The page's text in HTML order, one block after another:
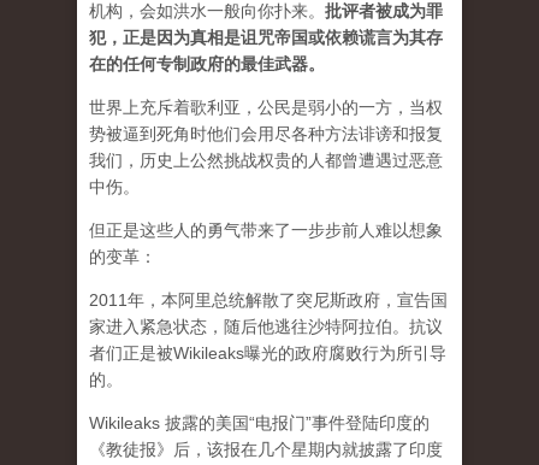
机构，会如洪水一般向你扑来。 批评者被成为罪
犯，正是因为真相是诅咒帝国或依赖谎言为其存
在的任何专制政府的最佳武器。
世界上充斥着歌利亚，公民是弱小的一方，当权
势被逼到死角时他们会用尽各种方法诽谤和报复
我们，历史上公然挑战权贵的人都曾遭遇过恶意
中伤。
但正是这些人的勇气带来了一步步前人难以想象
的变革：
2011年，本阿里总统解散了突尼斯政府，宣告国
家进入紧急状态，随后他逃往沙特阿拉伯。抗议
者们正是被Wikileaks曝光的政府腐败行为所引导
的。
Wikileaks 披露的美国“电报门”事件登陆印度的
《教徒报》后，该报在几个星期内就披露了印度